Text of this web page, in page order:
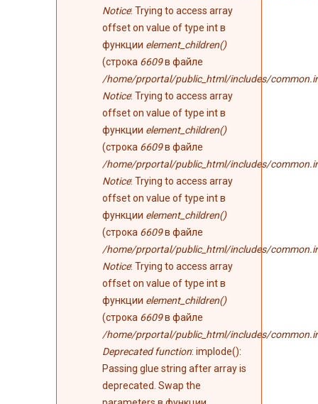
Notice: Trying to access array
offset on value of type int в
функции element_children()
(строка 6609в файле
/home/prportal/public_html/includes/
Notice: Trying to access array
offset on value of type int в
функции element_children()
(строка 6609в файле
/home/prportal/public_html/includes/
Notice: Trying to access array
offset on value of type int в
функции element_children()
(строка 6609в файле
/home/prportal/public_html/includes/
Notice: Trying to access array
offset on value of type int в
функции element_children()
(строка 6609в файле
/home/prportal/public_html/includes/
Deprecated function: implode():
Passing glue string after array is
deprecated. Swap the